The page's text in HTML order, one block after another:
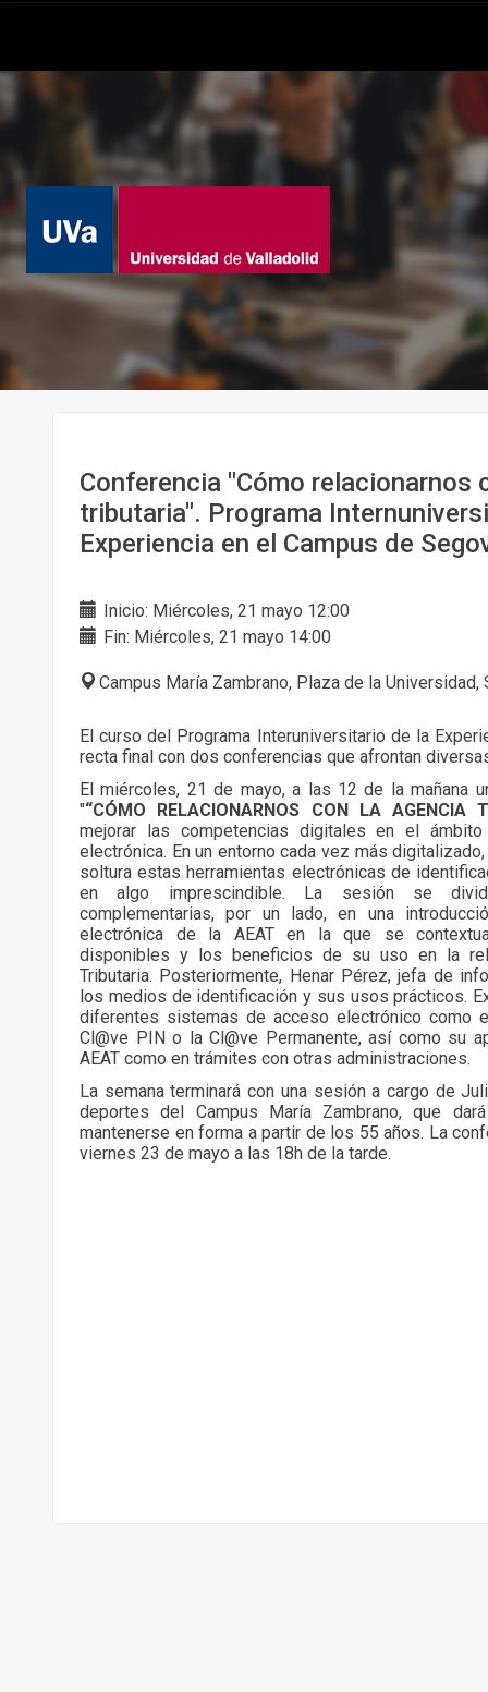
Conferencia "Cómo relacionarnos
tributaria". Programa
Experiencia en el Campus de
Inicio: Miércoles, 21 mayo 12:00
Fin: Miércoles, 21 mayo 14:00
Campus María Zambrano, Plaza de la Universidad,
El curso del Programa Interuniversitario de la
recta final con dos conferencias que afrontan
El miércoles, 21 de mayo, a las 12 de la mañana
"“CÓMO RELACIONARNOS CON LA AGENCIA
mejorar las competencias digitales en el
electrónica. En un entorno cada vez más
soltura estas herramientas electrónicas de
en algo imprescindible. La sesión se
complementarias, por un lado, en una
electrónica de la AEAT en la que se
disponibles y los beneficios de su uso en la
Tributaria. Posteriormente, Henar Pérez, jefa de
los medios de identificación y sus usos prácticos.
diferentes sistemas de acceso electrónico como
Cl@ve PIN o la Cl@ve Permanente, así como su
AEAT como en trámites con otras administraciones.
La semana terminará con una sesión a cargo de
deportes del Campus María Zambrano, que
mantenerse en forma a partir de los 55 años. La
viernes 23 de mayo a las 18h de la tarde.